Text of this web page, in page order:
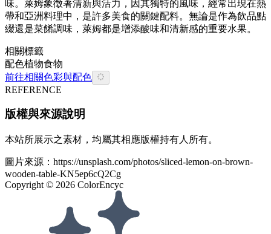
味。萊姆象徵著清新與活力，因其獨特的風味，經常出現在熱
帶和亞洲料理中，是許多美食的關鍵配料。無論是作為飲品點
綴還是菜餚調味，萊姆都是增添酸味和清新感的重要水果。
相關標籤
配色植物食物
前往相關色彩與配色
REFERENCE
版權與來源說明
本站所展示之素材，均屬其相應版權持有人所有。
圖片來源： https://unsplash.com/photos/sliced-lemon-on-brown-
wooden-table-KN5ep6cQ2Cg
Copyright © 2026 ColorEncyc